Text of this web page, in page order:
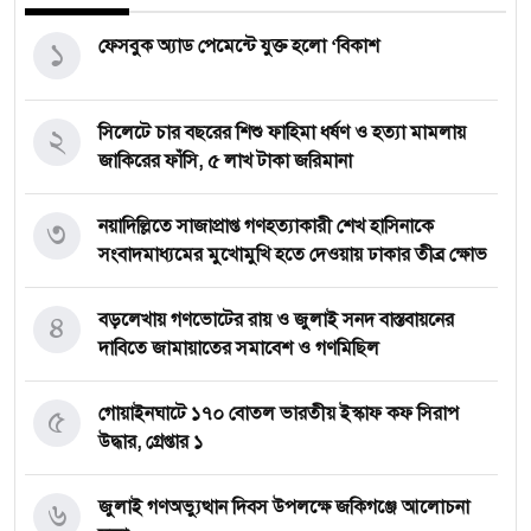
ফেসবুক অ্যাড পেমেন্টে যুক্ত হলো ‘বিকাশ
১
সিলেটে চার বছরের শিশু ফাহিমা ধর্ষণ ও হত্যা মামলায়
জাকিরের ফাঁসি, ৫ লাখ টাকা জরিমানা
২
নয়াদিল্লিতে সাজাপ্রাপ্ত গণহত্যাকারী শেখ হাসিনাকে
সংবাদমাধ্যমের মুখোমুখি হতে দেওয়ায় ঢাকার তীব্র ক্ষোভ
৩
বড়লেখায় গণভোটের রায় ও জুলাই সনদ বাস্তবায়নের
দাবিতে জামায়াতের সমাবেশ ও গণমিছিল
৪
গোয়াইনঘাটে ১৭০ বোতল ভারতীয় ইস্কাফ কফ সিরাপ
উদ্ধার, গ্রেপ্তার ১
৫
জুলাই গণঅভ্যুত্থান দিবস উপলক্ষে জকিগঞ্জে আলোচনা
৬